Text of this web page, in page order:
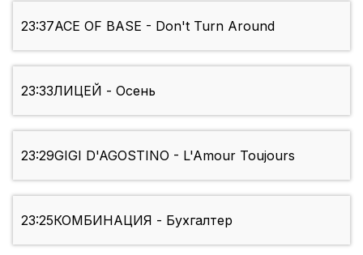
23:37ACE OF BASE - Don't Turn Around
23:33ЛИЦЕЙ - Осень
23:29GIGI D'AGOSTINO - L'Amour Toujours
23:25КОМБИНАЦИЯ - Бухгалтер